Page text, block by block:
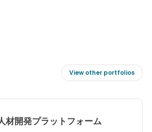
View other portfolios
開発プラットフォーム